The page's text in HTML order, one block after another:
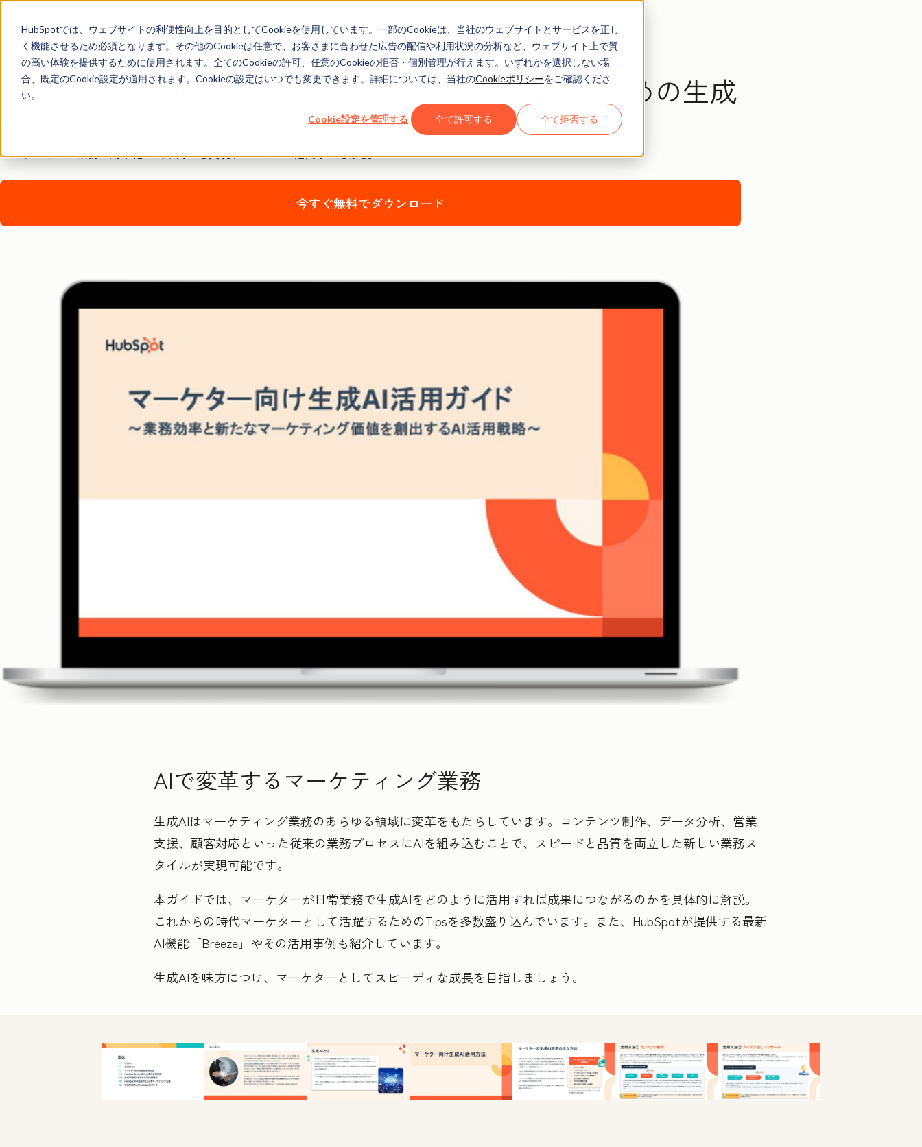
HubSpotでは、ウェブサイトの利便性向上を目的としてCookieを使用しています。一部のCookieは、当社のウェブサイトとサービスを正し
く機能させるため必須となります。その他のCookieは任意で、お客さまに合わせた広告の配信や利用状況の分析など、ウェブサイト上で質
の高い体験を提供するために使用されます。全てのCookieの許可、任意のCookieの拒否・個別管理が行えます。いずれかを選択しない場
合、既定のCookie設定が適用されます。Cookieの設定はいつでも変更できます。詳細については、当社のCookieポリシーをご確認くださ
い。
Cookie設定を管理する 全て許可する 全て拒否する
無料ガイド
【2025年版】新時代のマーケターとして活躍するための生成
マーケティング業務の効率化と成果向上を実現するためのAI活用手法を解説
今すぐ無料でダウンロード
AIで変革するマーケティング業務
生成AIはマーケティング業務のあらゆる領域に変革をもたらしています。コンテンツ制作、データ分析、営業
支援、顧客対応といった従来の業務プロセスにAIを組み込むことで、スピードと品質を両立した新しい業務ス
タイルが実現可能です。
本ガイドでは、マーケターが日常業務で生成AIをどのように活用すれば成果につながるのかを具体的に解説。
これからの時代マーケターとして活躍するためのTipsを多数盛り込んでいます。また、HubSpotが提供する最新
AI機能「Breeze」やその活用事例も紹介しています。
生成AIを味方につけ、マーケターとしてスピーディな成長を目指しましょう。